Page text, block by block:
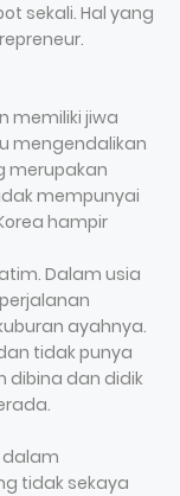
sekali. Hal yang
memiliki jiwa
mengendalikan
merupakan
mempunyai
hampir
Dalam usia
ayahnya.
tidak punya
dibina dan didik
dalam
tidak sekaya